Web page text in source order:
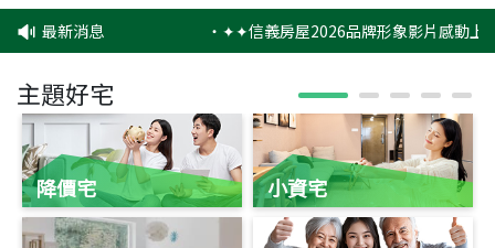
最新消息 ‧✦✦信義房屋2026品牌形象影片感動上
主題好宅
降價宅 小資宅